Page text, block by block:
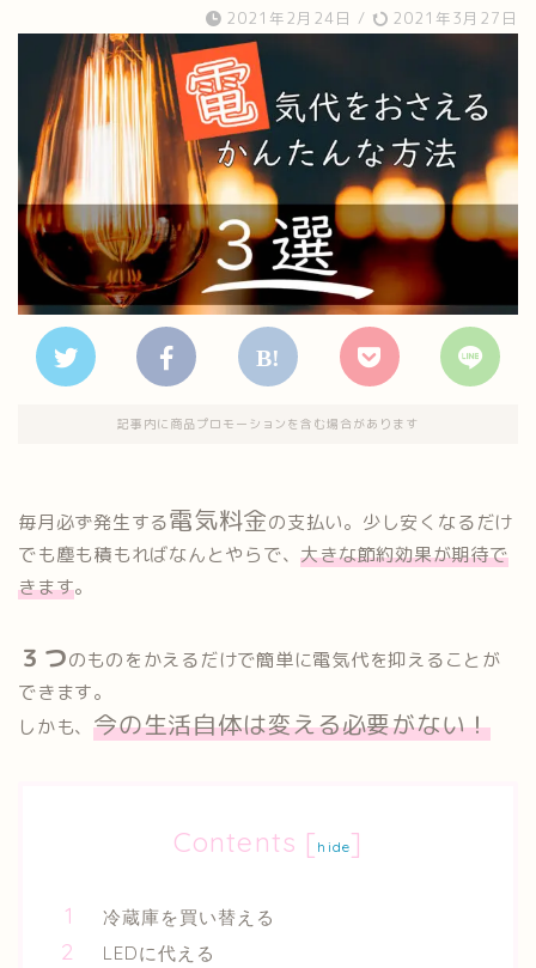
2021年2月24日 / 2021年3月27日
記事内に商品プロモーションを含む場合があります
毎月必ず発生する電気料金の支払い。少し安くなるだけ
でも塵も積もればなんとやらで、大きな節約効果が期待で
きます。
３つのものをかえるだけで簡単に電気代を抑えることが
できます。
しかも、今の生活自体は変える必要がない！
Contents [ hide]
冷蔵庫を買い替える
LEDに代える